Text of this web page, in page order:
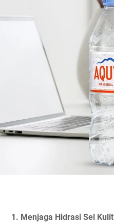
1. Menjaga Hidrasi Sel Kulit